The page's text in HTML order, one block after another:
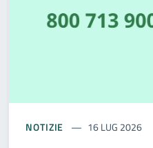
NOTIZIE 16 LUG 2026